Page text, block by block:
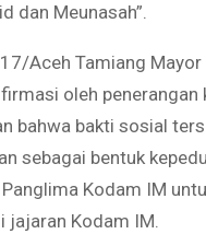
dan Meunasah”.
Aceh Tamiang Mayor
oleh penerangan
bahwa bakti sosial
sebagai bentuk
Kodam IM
jajaran Kodam IM.